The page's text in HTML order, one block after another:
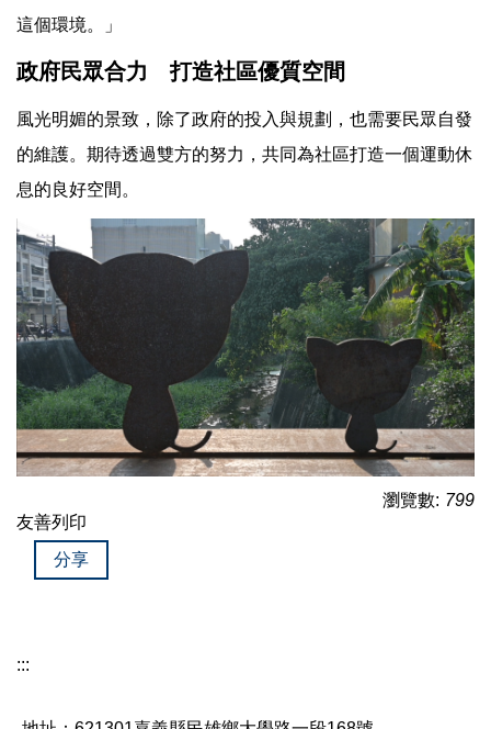
這個環境。」
政府民眾合力 打造社區優質空間
風光明媚的景致，除了政府的投入與規劃，也需要民眾自發
的維護。期待透過雙方的努力，共同為社區打造一個運動休
息的良好空間。
瀏覽數: 799
友善列印
分享
:::